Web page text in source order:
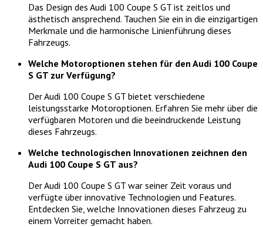
Das Design des Audi 100 Coupe S GT ist zeitlos und
ästhetisch ansprechend. Tauchen Sie ein in die einzigartigen
Merkmale und die harmonische Linienführung dieses
Fahrzeugs.
Welche Motoroptionen stehen für den Audi 100 Coupe
S GT zur Verfügung?
Der Audi 100 Coupe S GT bietet verschiedene
leistungsstarke Motoroptionen. Erfahren Sie mehr über die
verfügbaren Motoren und die beeindruckende Leistung
dieses Fahrzeugs.
Welche technologischen Innovationen zeichnen den
Audi 100 Coupe S GT aus?
Der Audi 100 Coupe S GT war seiner Zeit voraus und
verfügte über innovative Technologien und Features.
Entdecken Sie, welche Innovationen dieses Fahrzeug zu
einem Vorreiter gemacht haben.